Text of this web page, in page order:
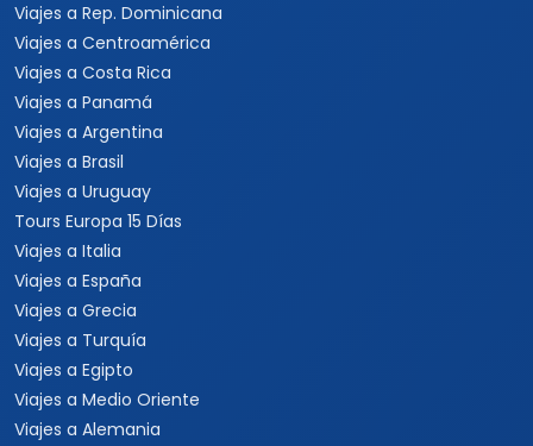
Viajes a Rep. Dominicana
Viajes a Centroamérica
Viajes a Costa Rica
Viajes a Panamá
Viajes a Argentina
Viajes a Brasil
Viajes a Uruguay
Tours Europa 15 Días
Viajes a Italia
Viajes a España
Viajes a Grecia
Viajes a Turquía
Viajes a Egipto
Viajes a Medio Oriente
Viajes a Alemania